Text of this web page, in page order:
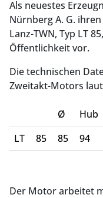
Als neuestes
Nürnberg A. G.
Lanz-TWN, Typ LT
Öffentlichkeit vor.
Die technischen
Zweitakt-Motors
Ø Hub
LT
85 85 94
Der Motor arbeitet